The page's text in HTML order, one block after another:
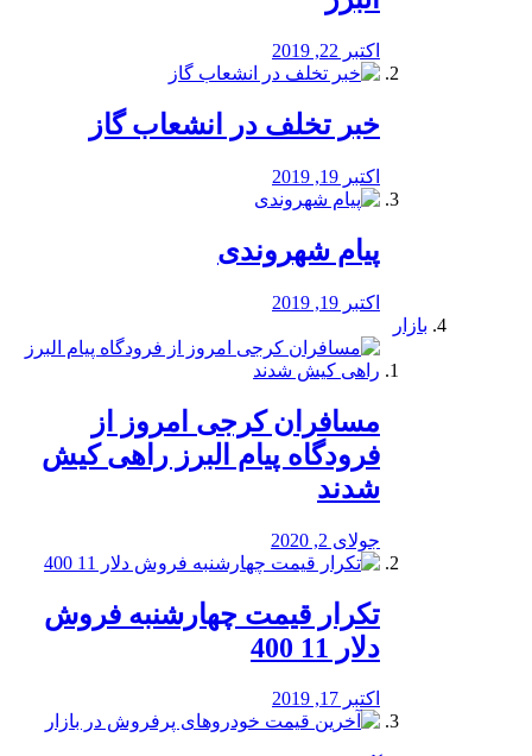
اکتبر 22, 2019
خبر تخلف در انشعاب گاز
اکتبر 19, 2019
پیام شهروندی
اکتبر 19, 2019
بازار
مسافران کرجی امروز از
فرودگاه پیام البرز راهی کیش
شدند
جولای 2, 2020
تکرار قیمت چهارشنبه فروش
دلار 11 400
اکتبر 17, 2019